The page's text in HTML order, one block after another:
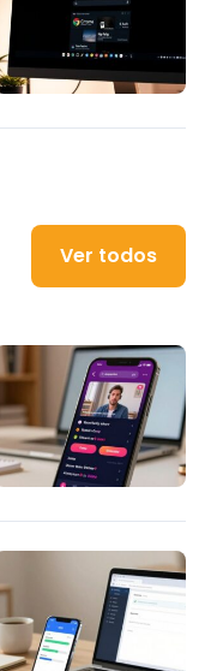
Ver todos